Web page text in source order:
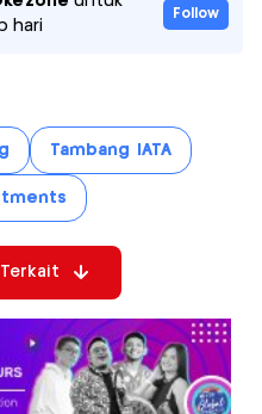
hari
Follow
Tambang IATA